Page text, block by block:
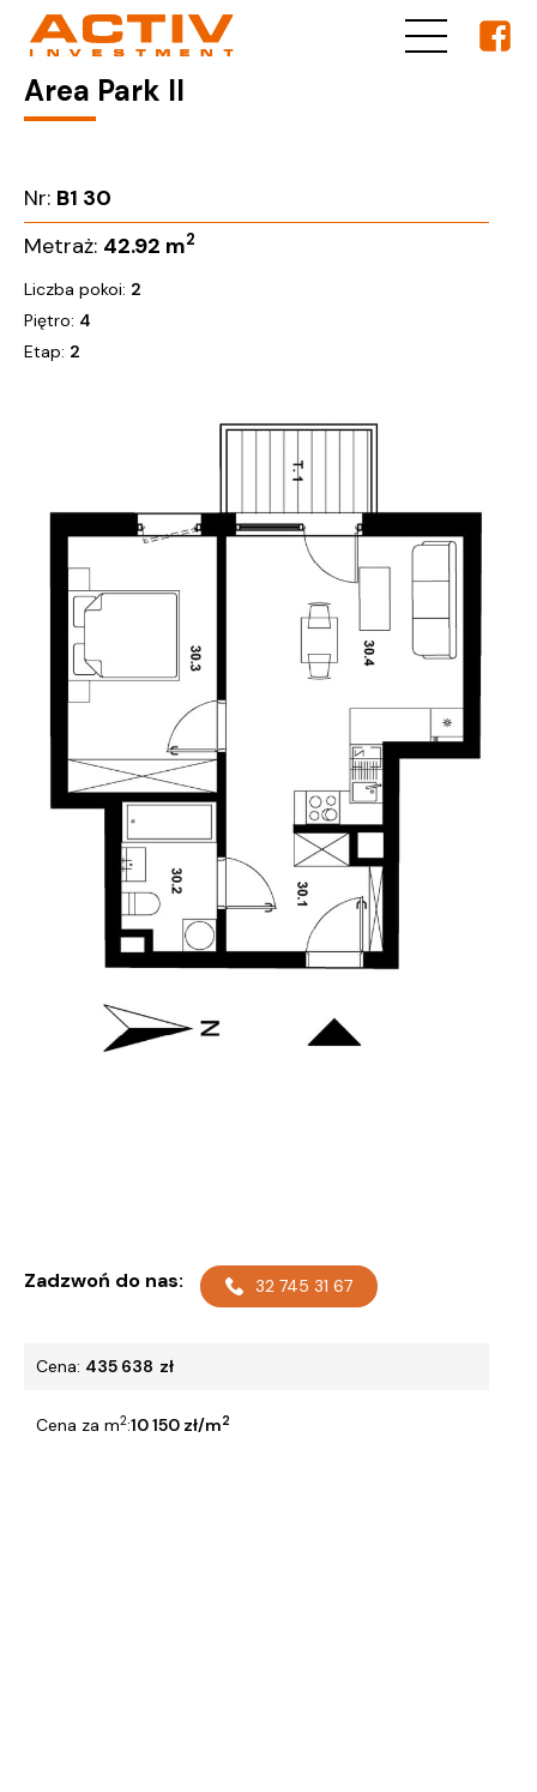
Area Park II
Nr: B1 30
Metraż: 42.92 m2
Liczba pokoi: 2
Piętro: 4
Etap: 2
Zadzwoń do nas: 32 745 31 67
Cena: 435 638 zł
Cena za m2:10 150 zł/m2